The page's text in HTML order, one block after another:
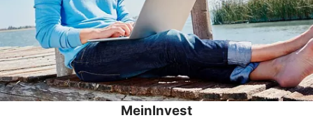
MeinInvest